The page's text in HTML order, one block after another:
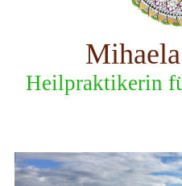
Heilpraktikerin